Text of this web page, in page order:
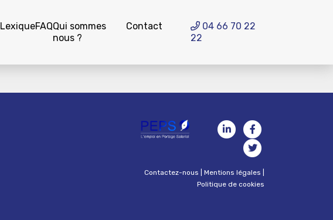
LexiqueFAQQui sommes
nous ?
Contact
04 66 70 22
22
Contactez-nous Mentions légales
Politique de cookies